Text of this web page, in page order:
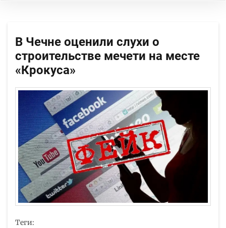
В Чечне оценили слухи о
строительстве мечети на месте
«Крокуса»
Теги: